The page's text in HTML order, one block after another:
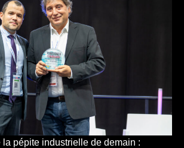
la pépite industrielle de demain :